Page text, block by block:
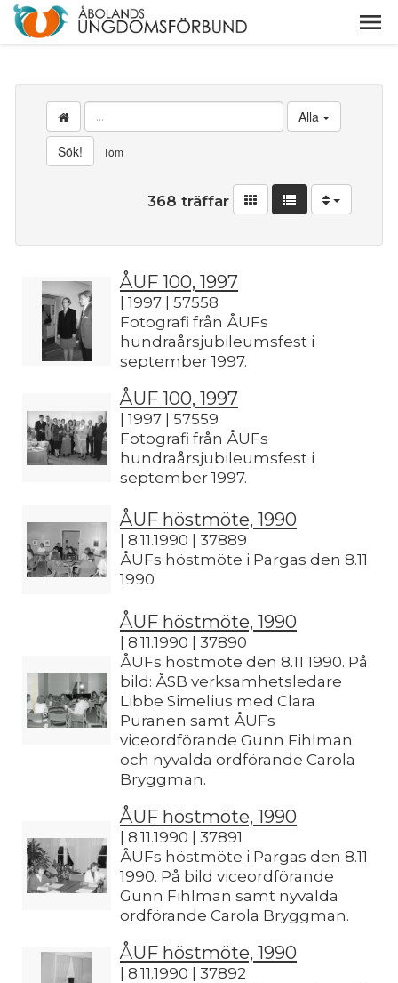
Alla
Sök!
Töm
368 träffar
ÅUF 100, 1997
| 1997 | 57558
Fotografi från ÅUFs
hundraårsjubileumsfest i
september 1997.
ÅUF 100, 1997
| 1997 | 57559
Fotografi från ÅUFs
hundraårsjubileumsfest i
september 1997.
ÅUF höstmöte, 1990
| 8.11.1990 | 37889
ÅUFs höstmöte i Pargas den 8.11
1990
ÅUF höstmöte, 1990
| 8.11.1990 | 37890
ÅUFs höstmöte den 8.11 1990. På
bild: ÅSB verksamhetsledare
Libbe Simelius med Clara
Puranen samt ÅUFs
viceordförande Gunn Fihlman
och nyvalda ordförande Carola
Bryggman.
ÅUF höstmöte, 1990
| 8.11.1990 | 37891
ÅUFs höstmöte i Pargas den 8.11
1990. På bild viceordförande
Gunn Fihlman samt nyvalda
ordförande Carola Bryggman.
ÅUF höstmöte, 1990
| 8.11.1990 | 37892